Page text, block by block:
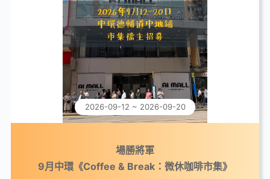
2026-09-12 ~ 2026-09-20
場勝將軍
9月中環《Coffee & Break：微休咖啡市集》